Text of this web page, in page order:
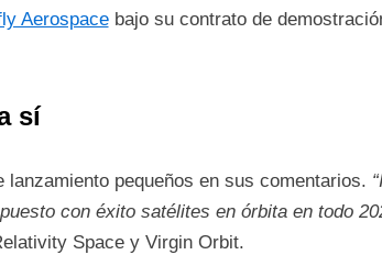
Aerospacebajo su contrato de
sí
pequeños en sus comentarios.
con éxito satélites en órbita en todo
Space y Virgin Orbit.